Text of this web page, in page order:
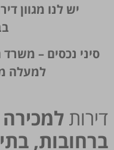
יש לנו מגוון
סיני נכסים – משרד
למעלה מ 30 שנה
דירות
ברחובות,